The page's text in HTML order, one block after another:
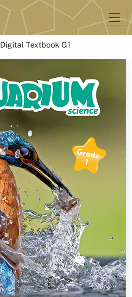
Digital Textbook G1